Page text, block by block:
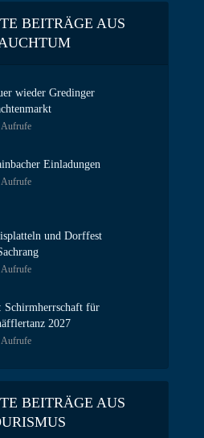
BEITRÄGE AUS
wieder Gredinger
Aufrufe
Einladungen
Aufrufe
und Dorffest
Aufrufe
Schirmherrschaft für
2027
Aufrufe
BEITRÄGE AUS